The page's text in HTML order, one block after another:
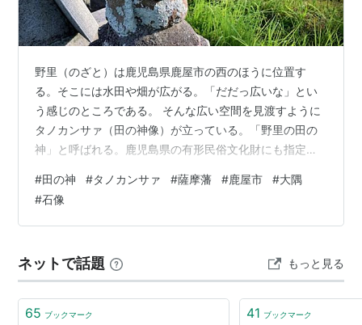
野里（のざと）は鹿児島県鹿屋市の西のほうに位置す
る。そこには水田や畑が広がる。「だだっ広いな」とい
う感じのところである。 そんな広い空間を見渡すように
タノカンサァ（田の神像）が立っている。「野里の田の
神」と呼ばれる。鹿児島県の有形民俗文化財にも指定さ
（田の神像）は鹿児島県内にものすごくたくさんある。
五穀豊穣の神であり、子孫繁栄の神であり、土地の守護
神でもあり。18世紀初頭頃から島津氏領内で造られるよ
ている。そのあたりの事情も、田の神像の爆発的な増加
と関わりがあるのかもしれない。 タノカンサァ…
#田の神 #タノカンサァ #薩摩藩 #鹿屋市 #大隅
#石像
ネットで話題 もっと見る
65 ブックマーク 41 ブックマーク